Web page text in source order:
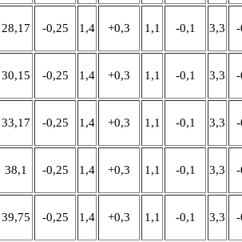
28,17 -0,25 1,4 +0,3 1,1 -0,1 3,3
30,15 -0,25 1,4 +0,3 1,1 -0,1 3,3
33,17 -0,25 1,4 +0,3 1,1 -0,1 3,3
38,1 -0,25 1,4 +0,3 1,1 -0,1 3,3
39,75 -0,25 1,4 +0,3 1,1 -0,1 3,3